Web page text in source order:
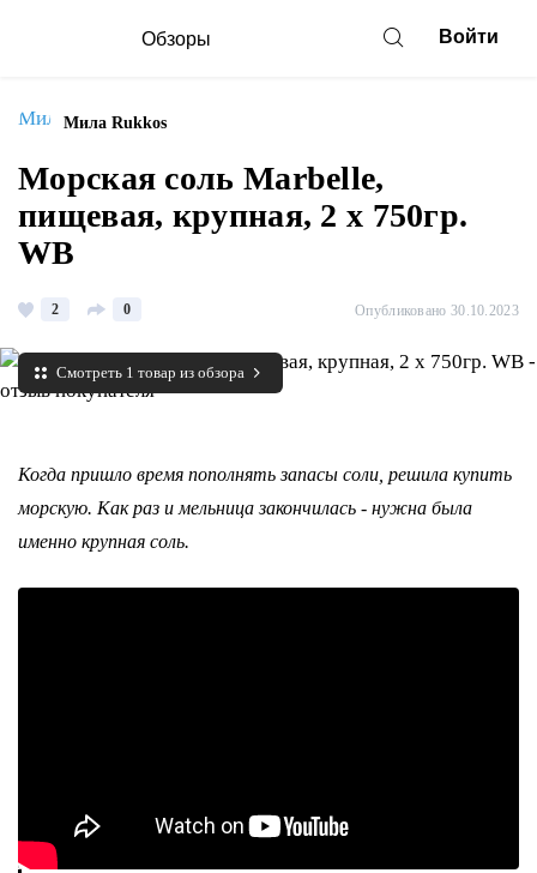
Обзоры Войти
Мила Rukkos
Морская соль Marbelle,
пищевая, крупная, 2 х 750гр.
WB
2 0 Опубликовано 30.10.2023
Смотреть 1 товар из обзора
Когда пришло время пополнять запасы соли, решила купить
морскую. Как раз и мельница закончилась - нужна была
именно крупная соль.